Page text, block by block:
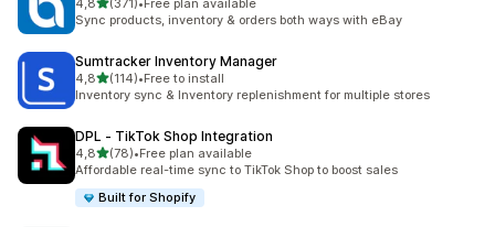
4,8 (371)
371 total de avaliações
•Free plan available
Sync products, inventory & orders both ways with eBay
Sumtracker Inventory Manager
4,8de 5 estrelas
(114)
114 total de avaliações
•Free to install
Inventory sync & Inventory replenishment for multiple stores
DPL ‑ TikTok Shop Integration
4,8de 5 estrelas
(78)
78 total de avaliações
•Free plan available
Affordable real-time sync to TikTok Shop to boost sales
Built for Shopify